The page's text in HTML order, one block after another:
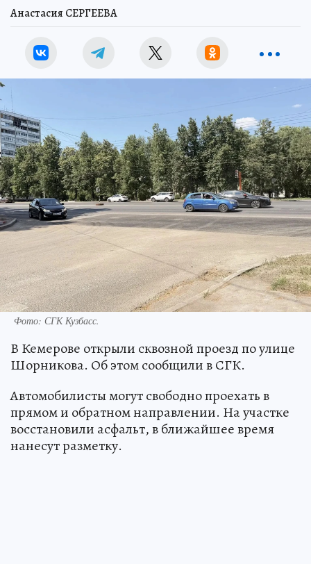
Анастасия СЕРГЕЕВА
Фото: СГК Кузбасс.
В Кемерове открыли сквозной проезд по улице
Шорникова. Об этом сообщили в СГК.
Автомобилисты могут свободно проехать в
прямом и обратном направлении. На участке
восстановили асфальт, в ближайшее время
нанесут разметку.